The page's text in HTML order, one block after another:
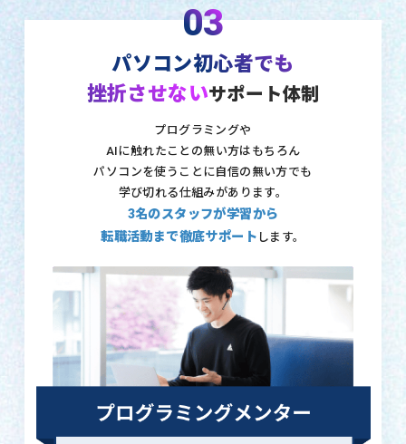
03
パソコン初心者でも
挫折させないサポート体制
プログラミングや
AIに触れたことの無い方はもちろん
パソコンを使うことに自信の無い方でも
学び切れる仕組みがあります。
3名のスタッフが学習から
転職活動まで徹底サポート します。